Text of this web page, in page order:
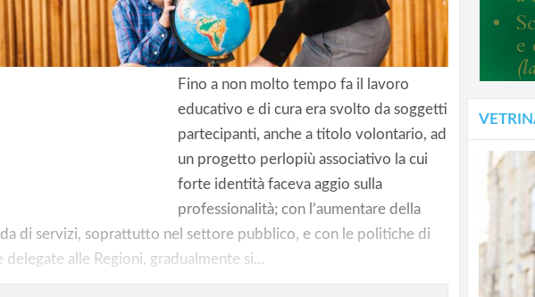
Fino a non molto tempo fa il lavoro
educativo e di cura era svolto da soggetti
partecipanti, anche a titolo volontario, ad
un progetto perlopiù associativo la cui
forte identità faceva aggio sulla
professionalità; con l’aumentare della
di servizi, soprattutto nel settore pubblico, e con le politiche di
delegate alle Regioni, gradualmente si...